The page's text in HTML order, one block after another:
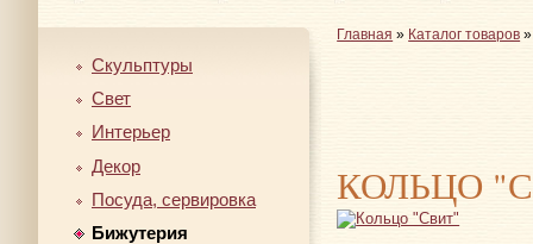
Скульптуры
Свет
Интерьер
Декор
Посуда, сервировка
Бижутерия
Главная » Каталог товаров
КОЛЬЦО